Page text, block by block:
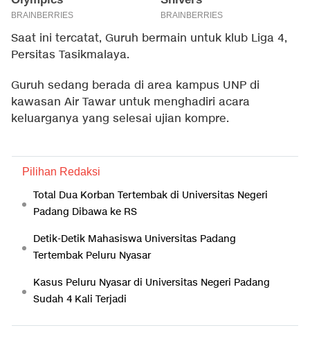
Saat ini tercatat, Guruh bermain untuk klub Liga 4,
Persitas Tasikmalaya.
Guruh sedang berada di area kampus UNP di
kawasan Air Tawar untuk menghadiri acara
keluarganya yang selesai ujian kompre.
Pilihan Redaksi
Total Dua Korban Tertembak di Universitas Negeri
Padang Dibawa ke RS
Detik-Detik Mahasiswa Universitas Padang
Tertembak Peluru Nyasar
Kasus Peluru Nyasar di Universitas Negeri Padang
Sudah 4 Kali Terjadi